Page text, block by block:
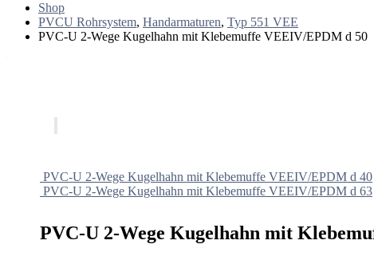
Shop
PVCU Rohrsystem, Handarmaturen, Typ 551 VEE
PVC-U 2-Wege Kugelhahn mit Klebemuffe VEEIV/EPDM d 50
PVC-U 2-Wege Kugelhahn mit Klebemuffe VEEIV/EPDM d 40
PVC-U 2-Wege Kugelhahn mit Klebemuffe VEEIV/EPDM d 63
PVC-U 2-Wege Kugelhahn mit